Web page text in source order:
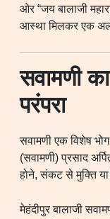
ओर “जय बालाजी
आस्था मिलकर एक
सवामणी
परंपरा
सवामणी एक विशेष
(सवामणी) प्रसाद
होने, संकट से मुक्ति
मेहंदीपुर बालाजी